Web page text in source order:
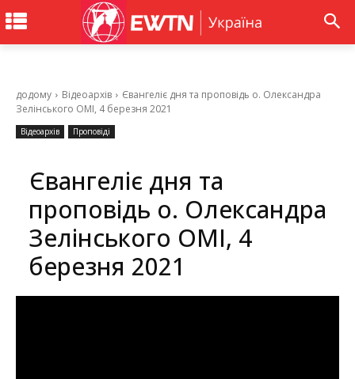
додому Відеоархів
Євангеліє дня та проповідь о. Олександра
Зелінського ОМІ, 4 березня 2021
Відеоархів Проповіді
Євангеліє дня та
проповідь о. Олександра
Зелінського ОМІ, 4
березня 2021